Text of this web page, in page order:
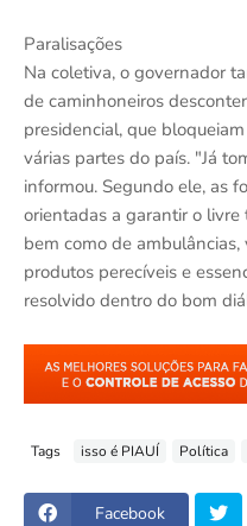
Paralisações
Na coletiva, o governador
de caminhoneiros
presidencial, que
várias partes do país. "Já
informou. Segundo ele, as
orientadas a garantir o livre
bem como de
produtos perecíveis e
resolvido dentro do bom
Tags isso é PIAUÍ Política
Facebook